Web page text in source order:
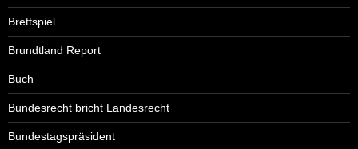
Brettspiel
Brundtland Report
Buch
Bundesrecht bricht Landesrecht
Bundestagspräsident